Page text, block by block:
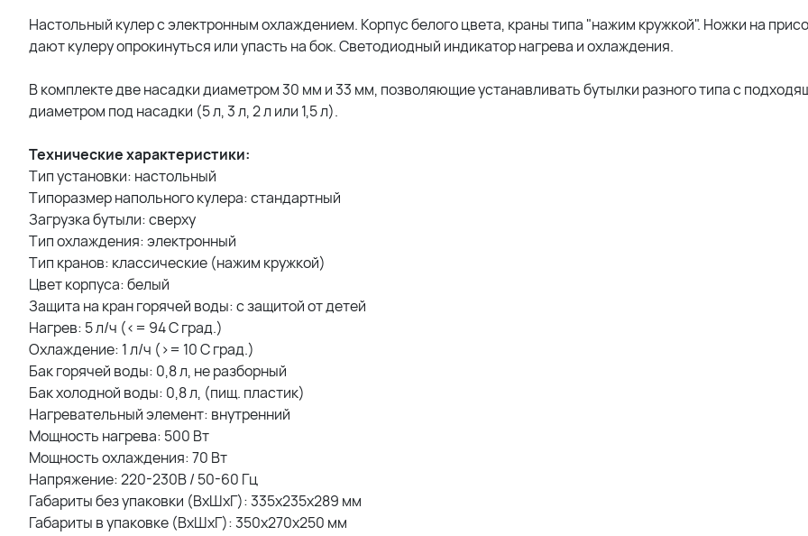
Настольный кулер с электронным охлаждением. Корпус белого цвета, краны типа "нажим кружкой". Ножки на
дают кулеру опрокинуться или упасть на бок. Светодиодный индикатор нагрева и охлаждения.
В комплекте две насадки диаметром 30 мм и 33 мм, позволяющие устанавливать бутылки разного типа с
диаметром под насадки (5 л, 3 л, 2 л или 1,5 л).
Технические характеристики:
Тип установки: настольный
Типоразмер напольного кулера: стандартный
Загрузка бутыли: сверху
Тип охлаждения: электронный
Тип кранов: классические (нажим кружкой)
Цвет корпуса: белый
Защита на кран горячей воды: с защитой от детей
Нагрев: 5 л/ч (<= 94 C град.)
Охлаждение: 1 л/ч (>= 10 C град.)
Бак горячей воды: 0,8 л, не разборный
Бак холодной воды: 0,8 л, (пищ. пластик)
Нагревательный элемент: внутренний
Мощность нагрева: 500 Вт
Мощность охлаждения: 70 Вт
Напряжение: 220-230В / 50-60 Гц
Габариты без упаковки (ВxШxГ): 335x235x289 мм
Габариты в упаковке (ВxШxГ): 350x270x250 мм